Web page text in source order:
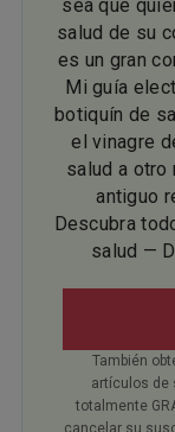
sea que
salud de su
es un gran
Mi guía
botiquín de
el vinagre
salud a otro
antiguo
Descubra
salud —
También
artículos de
totalmente
cancelar su